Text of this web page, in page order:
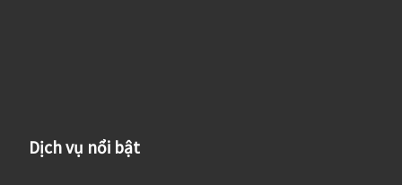
Dịch vụ nổi bật